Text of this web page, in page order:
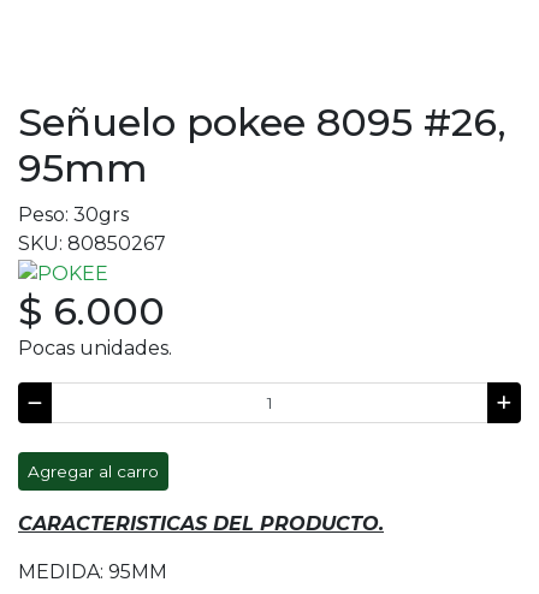
Señuelo pokee 8095 #26,
95mm
Peso: 30grs
SKU: 80850267
$ 6.000
Pocas unidades.
Agregar al carro
CARACTERISTICAS DEL PRODUCTO.
MEDIDA: 95MM